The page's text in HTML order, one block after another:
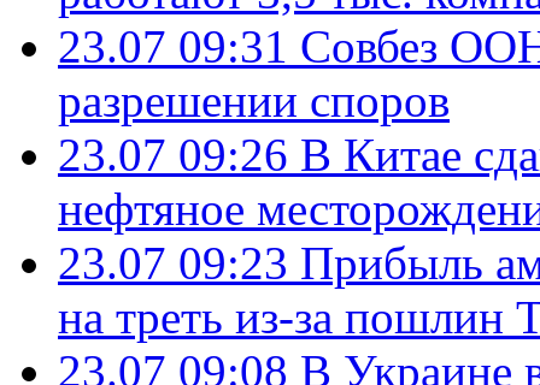
23.07 09:31 Совбез
разрешении споров
23.07 09:26 В Китае
нефтяное
23.07 09:23 Прибыль
на треть из-за пошлин
23.07 09:08 В Украине